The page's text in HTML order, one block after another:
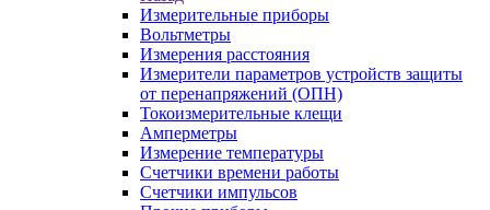
Измерительные приборы
Вольтметры
Измерения расстояния
Измерители параметров устройств защиты
от перенапряжений (ОПН)
Токоизмерительные клещи
Амперметры
Измерение температуры
Счетчики времени работы
Счетчики импульсов